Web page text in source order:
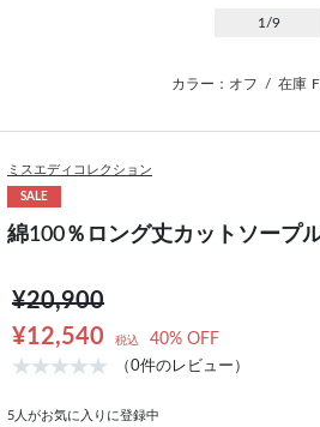
1 /9
カラー：オフ / 在庫
ミスエディコレクション
SALE
綿100％ロング丈カットソープ
¥20,900
¥12,540
税込 40% OFF
（0件のレビュー）
5 人がお気に入りに登録中